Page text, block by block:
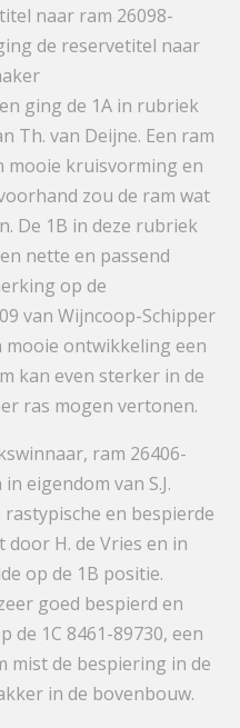
naar ram 26098-
de reservetitel naar
ging de 1A in rubriek
Th. van Deijne. Een ram
mooie kruisvorming en
zou de ram wat
De 1B in deze rubriek
nette en passend
op de
van Wijncoop-Schipper
mooie ontwikkeling een
kan even sterker in de
ras mogen vertonen.
ram 26406-
eigendom van S.J.
en bespierde
door H. de Vries en in
op de 1B positie.
goed bespierd en
de 1C 8461-89730, een
mist de bespiering in de
in de bovenbouw.